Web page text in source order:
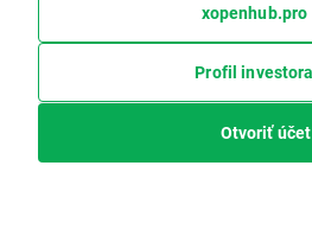
xopenhub.pro
Profil investora
Otvoriť účet